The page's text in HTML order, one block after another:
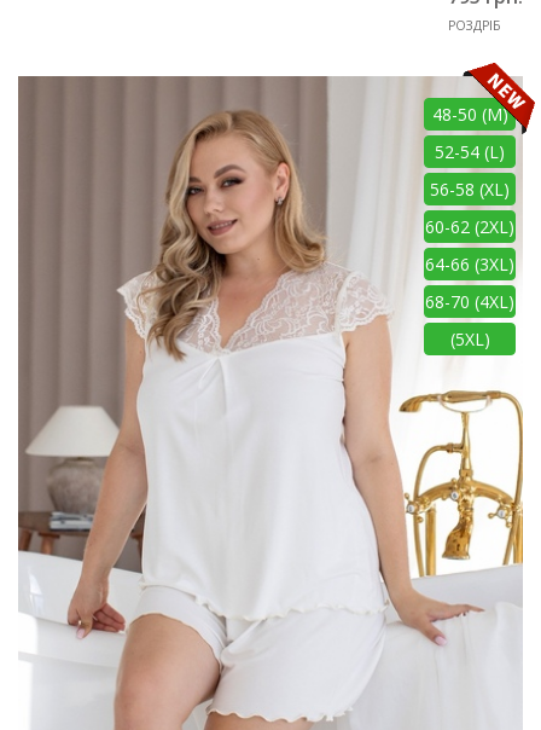
РОЗДРІБ
48-50 (M)
52-54 (L)
56-58 (XL)
60-62 (2XL)
64-66 (3XL)
68-70 (4XL)
(5XL)